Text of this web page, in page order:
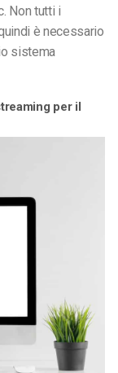
Non tutti i
è necessario
sistema
per il